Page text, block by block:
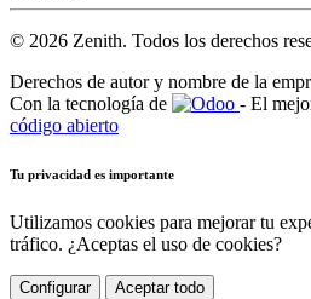
© 2026 Zenith. Todos los derechos
Derechos de autor y nombre de la
Con la tecnología de
- El
código abierto
Tu privacidad es importante
Utilizamos cookies para mejorar tu
tráfico. ¿Aceptas el uso de cookies?
Configurar Aceptar todo